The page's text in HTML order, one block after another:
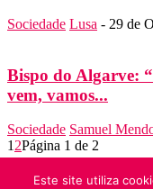
Sociedade Lusa - 29 de
Bispo do Algarve:
vem, vamos...
Sociedade Samuel
1 2Página 1 de 2
SOBRE NÓS
Este site utiliza